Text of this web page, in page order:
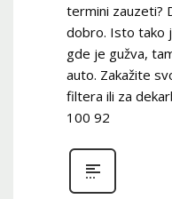
termini zauzeti?
dobro. Isto tako
gde je gužva,
auto. Zakažite
filtera ili za
100 92